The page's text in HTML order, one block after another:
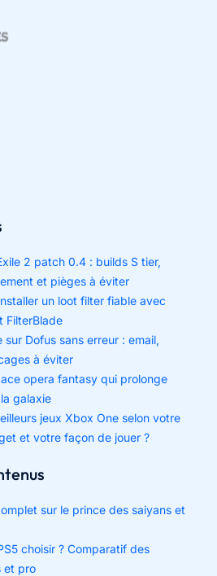
2 patch 0.4 : builds S tier,
et pièges à éviter
un loot filter fiable avec
FilterBlade
Dofus sans erreur : email,
à éviter
opera fantasy qui prolonge
galaxie
jeux Xbox One selon votre
et votre façon de jouer ?
sur le prince des saiyans et
choisir ? Comparatif des
et pro